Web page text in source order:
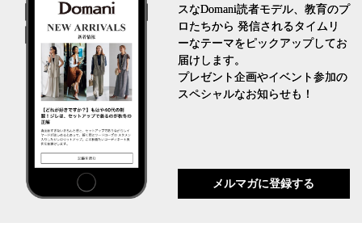
スなDomani読者モデル、教育のプ
ロたちから 発信されるタイムリ
ーなテーマをピックアップしてお
届けします。
プレゼント企画やイベント参加の
スペシャルなお知らせも！
メルマガに登録する